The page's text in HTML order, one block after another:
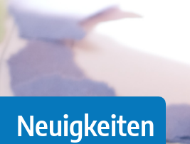
Neuigkeiten